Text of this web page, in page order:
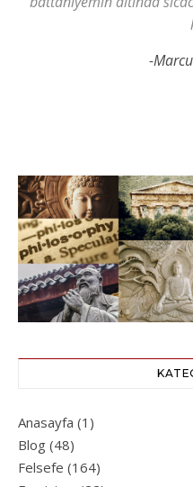
-
Anasayfa (1)
Blog (48)
Felsefe (164)